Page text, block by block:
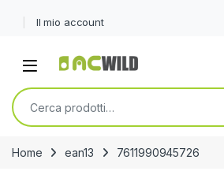
Il mio account
Cerca:
Home ean13 7611990945726